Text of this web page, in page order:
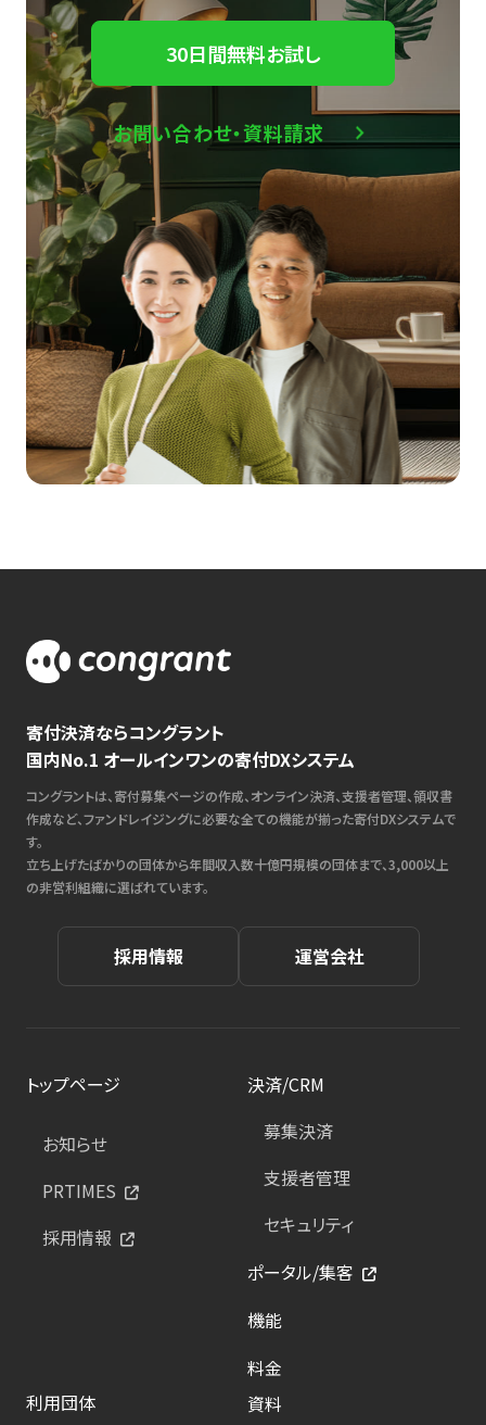
30日間無料お試し
お問い合わせ・資料請求
寄付決済ならコングラント
国内No.1 オールインワンの寄付DXシステム
コングラントは、寄付募集ページの作成、オンライン決済、支援者管理、領収書
作成など、ファンドレイジングに必要な全ての機能が揃った寄付DXシステムで
す。
立ち上げたばかりの団体から年間収入数十億円規模の団体まで、3,000以上
の非営利組織に選ばれています。
採用情報 運営会社
トップページ
お知らせ
PRTIMES
採用情報
決済/CRM
募集決済
支援者管理
セキュリティ
ポータル/集客
機能
料金
利用団体
資料